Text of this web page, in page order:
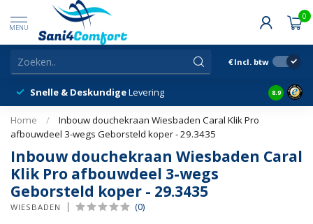
MENU
0
€ Incl. btw
Klantbeordelingen8.9/10 8.9
Home /
Inbouw douchekraan Wiesbaden Caral Klik Pro
afbouwdeel 3-wegs Geborsteld koper - 29.3435
Inbouw douchekraan Wiesbaden Caral
Klik Pro afbouwdeel 3-wegs
Geborsteld koper - 29.3435
WIESBADEN (0)